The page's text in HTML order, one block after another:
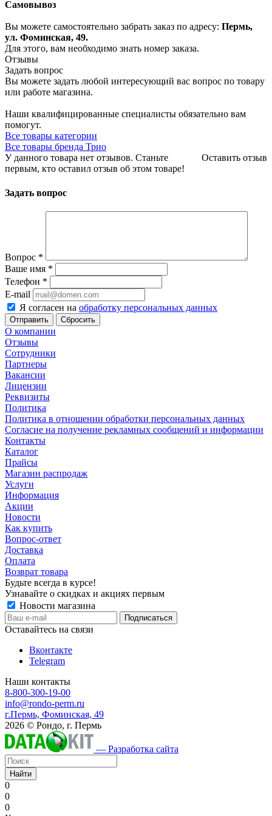
Самовывоз
Вы можете самостоятельно забрать заказ по адресу: Пермь,
ул. Фоминская, 49.
Для этого, вам необходимо знать номер заказа.
Отзывы
Задать вопрос
Вы можете задать любой интересующий вас вопрос по товару
или работе магазина.
Наши квалифицированные специалисты обязательно вам
помогут.
Все товары категории
Все товары бренда Трио
Оставить отзыв
У данного товара нет отзывов. Станьте
первым, кто оставил отзыв об этом товаре!
Задать вопрос
Вопрос *
Ваше имя *
Телефон *
E-mail
Я согласен на обработку персональных данных
Сбросить
О компании
Отзывы
Сотрудники
Партнеры
Вакансии
Лицензии
Реквизиты
Политика
Политика в отношении обработки персональных данных
Согласие на получение рекламных сообщений и информации
Контакты
Каталог
Прайсы
Магазин распродаж
Услуги
Информация
Акции
Новости
Как купить
Вопрос-ответ
Доставка
Оплата
Возврат товара
Будьте всегда в курсе!
Узнавайте о скидках и акциях первым
Новости магазина
Оставайтесь на связи
Вконтакте
Telegram
Наши контакты
8-800-300-19-00
info@rondo-perm.ru
г.Пермь, Фоминская, 49
2026 © Рондо, г. Пермь
— Разработка сайта
Найти
0
0
0